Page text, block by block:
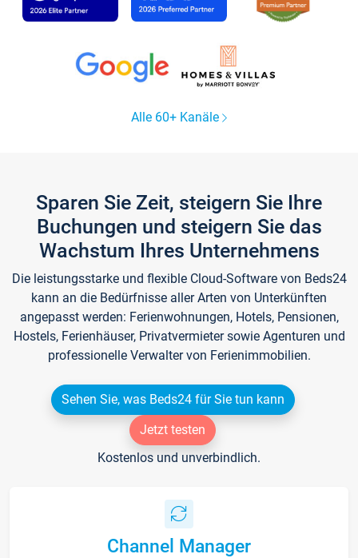
Alle 60+ Kanäle
Sparen Sie Zeit, steigern Sie Ihre
Buchungen und steigern Sie das
Wachstum Ihres Unternehmens
Die leistungsstarke und flexible Cloud-Software von Beds24
kann an die Bedürfnisse aller Arten von Unterkünften
angepasst werden: Ferienwohnungen, Hotels, Pensionen,
Hostels, Ferienhäuser, Privatvermieter sowie Agenturen und
professionelle Verwalter von Ferienimmobilien.
Sehen Sie, was Beds24 für Sie tun kann
Jetzt testen
Kostenlos und unverbindlich.
Channel Manager